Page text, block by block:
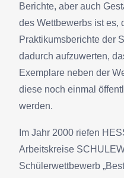
Berichte, aber auch
des Wettbewerbs ist es,
Praktikumsberichte der
dadurch aufzuwerten,
Exemplare neben der
diese noch einmal
werden.
Im Jahr 2000 riefen
Arbeitskreise
Schülerwettbewerb